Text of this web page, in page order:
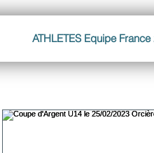
ATHLETES Equipe France